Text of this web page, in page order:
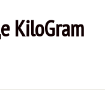
KiloGram